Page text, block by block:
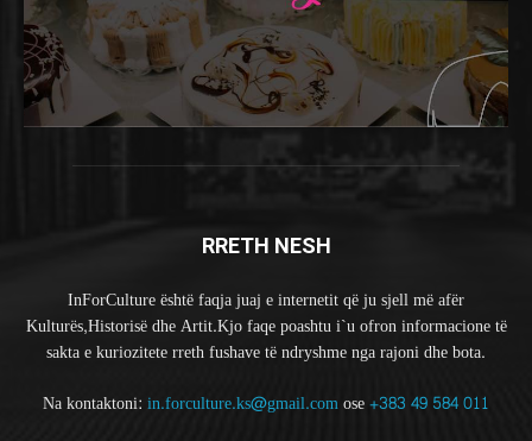
RRETH NESH
InForCulture është faqja juaj e internetit që ju sjell më afër
Kulturës,Historisë dhe Artit.Kjo faqe poashtu i`u ofron informacione të
sakta e kuriozitete rreth fushave të ndryshme nga rajoni dhe bota.
Na kontaktoni: in.forculture.ks@gmail.comose+383 49 584 011